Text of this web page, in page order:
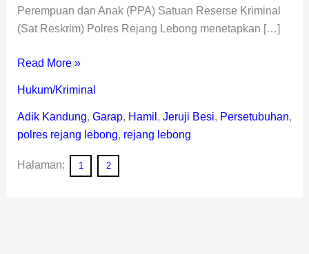
Perempuan dan Anak (PPA) Satuan Reserse Kriminal
(Sat Reskrim) Polres Rejang Lebong menetapkan […]
Read More »
Hukum/Kriminal
Adik Kandung, Garap, Hamil , Jeruji Besi, Persetubuhan,
polres rejang lebong, rejang lebong
Halaman: 1 2